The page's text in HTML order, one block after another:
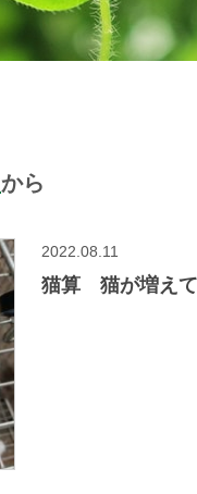
から
2022.08.11
猫算 猫が増え